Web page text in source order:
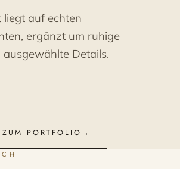
auf echten
ergänzt um ruhige
Details.
ZUM PORTFOLIO →